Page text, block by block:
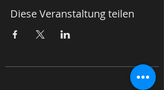
Diese Veranstaltung teilen